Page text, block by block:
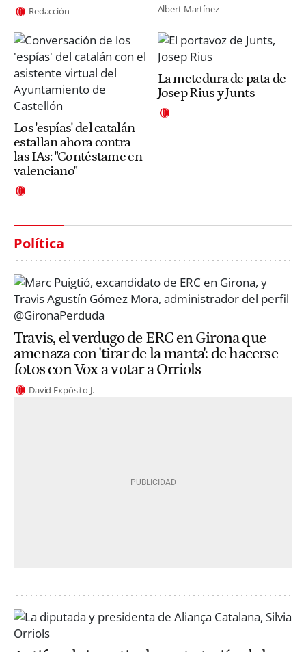
Redacción Albert Martínez
Los 'espías' del catalán
estallan ahora contra
las IAs: "Contéstame en
valenciano"
La metedura de pata de
Josep Rius y Junts
Política
Travis, el verdugo de ERC en Girona que
amenaza con 'tirar de la manta': de hacerse
fotos con Vox a votar a Orriols
David Expósito J.